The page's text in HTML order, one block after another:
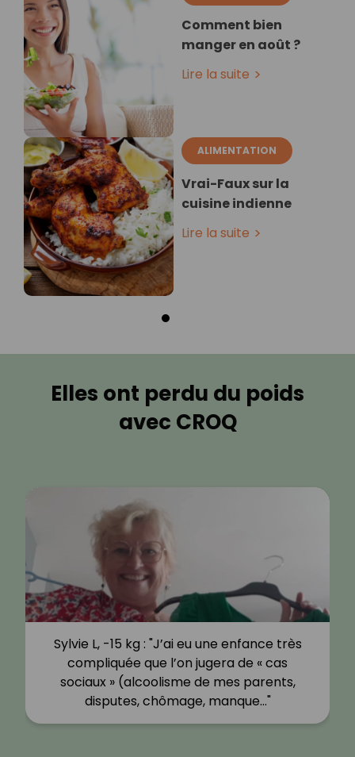
Comment bien
manger en août ?
Lire la suite
ALIMENTATION
Vrai-Faux sur la
cuisine indienne
Lire la suite
Elles ont perdu du poids
avec CROQ
Sylvie L, -15 kg : "J’ai eu une enfance très
compliquée que l’on jugera de « cas
sociaux » (alcoolisme de mes parents,
disputes, chômage, manque…"